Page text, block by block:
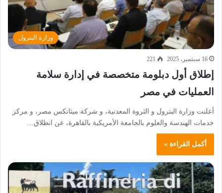
وزارة البترول
16 سبتمبر، 2025 221
إطلاق أول دبلومة متخصصة في إدارة سلامة
العمليات في مصر
أعلنت وزارة البترول و الثروة المعدنية، و شركة ميثانكس مصر، و مركز
خدمات الهندسة والعلوم بالجامعة الأمريكية بالقاهرة، عن انطلاق…
أكمل القراءة »